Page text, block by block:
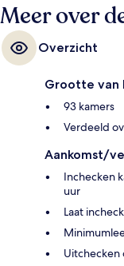
Meer over
Overzicht
Grootte van
93 kamers
Verdeeld
Aankomst/
Inchecken
uur
Laat
Uitchecken